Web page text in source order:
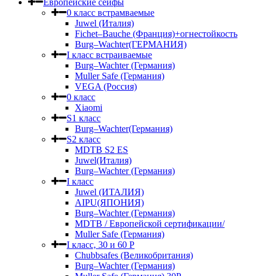
0 класс встрамваемые
Juwel (Италия)
Fichet–Bauche (Франция)+огнестойкость
Burg–Wachter(ГЕРМАНИЯ)
I класс встраиваемые
Burg–Wachter (Германия)
Muller Safe (Германия)
VEGA (Россия)
0 класс
Xiaomi
S1 класс
Burg–Wachter(Германия)
S2 класс
MDTB S2 ES
Juwel(Италия)
Burg–Wachter (Германия)
I класс
Juwel (ИТАЛИЯ)
AIPU(ЯПОНИЯ)
Burg–Wachter (Германия)
MDTB / Европейской сертификации/
Muller Safe (Германия)
I класс, 30 и 60 P
Chubbsafes (Великобритания)
Burg–Wachter (Германия)